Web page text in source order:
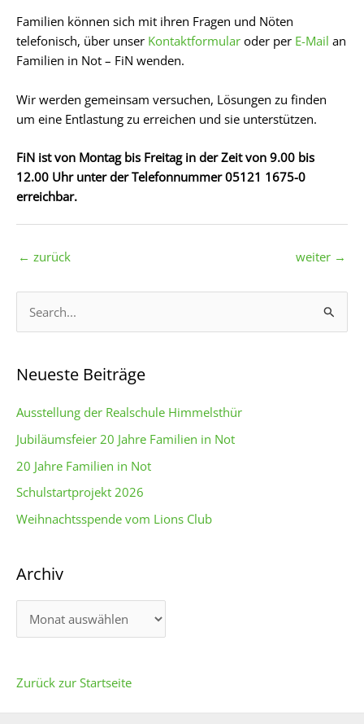
Familien können sich mit ihren Fragen und Nöten
telefonisch, über unser Kontaktformular oder per E-Mail an
Familien in Not – FiN wenden.
Wir werden gemeinsam versuchen, Lösungen zu finden
um eine Entlastung zu erreichen und sie unterstützen.
FiN ist von Montag bis Freitag in der Zeit von 9.00 bis
12.00 Uhr unter der Telefonnummer 05121 1675-0
erreichbar.
← zurück weiter →
h
n
n
a
c
h
Neueste Beiträge
Ausstellung der Realschule Himmelsthür
Jubiläumsfeier 20 Jahre Familien in Not
20 Jahre Familien in Not
Schulstartprojekt 2026
Weihnachtsspende vom Lions Club
Archiv
r
h
Zurück zur Startseite